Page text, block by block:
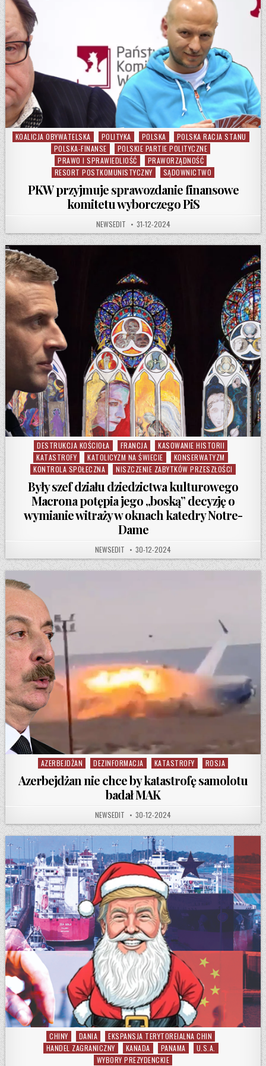
Posted in
KOALICJA OBYWATELSKA POLITYKA POLSKA
POLSKA RACJA STANU
POLSKA-FINANSE
POLSKIE PARTIE POLITYCZNE
PRAWO I SPRAWIEDLIOŚĆ
PRAWORZĄDNOŚĆ
RESORT POSTKOMUNISTYCZNY
SĄDOWNICTWO
PKW przyjmuje sprawozdanie finansowe
komitetu wyborczego PiS
AUTHOR:
NEWSEDIT PUBLISHED DATE:
31-12-2024
Posted in
DESTRUKCJA KOŚCIOŁA FRANCJA
KASOWANIE HISTORII
KATASTROFY
KATOLICYZM NA ŚWIECIE
KONSERWATYZM
KONTROLA SPOŁECZNA
NISZCZENIE ZABYTKÓW PRZESZŁOŚCI
Były szef działu dziedzictwa kulturowego
Macrona potępia jego „boską” decyzję o
wymianie witraży w oknach katedry Notre-
Dame
AUTHOR:
NEWSEDIT PUBLISHED DATE:
30-12-2024
Posted in
AZERBEJDŻAN DEZINFORMACJA KATASTROFY ROSJA
Azerbejdżan nie chce by katastrofę samolotu
badał MAK
AUTHOR:
NEWSEDIT PUBLISHED DATE:
30-12-2024
Posted in
CHINY DANIA
EKSPANSJA TERYTOREIALNA CHIN
HANDEL ZAGRANICZNY
KANADA PANAMA
U.S.A.
WYBORY PREZYDENCKIE